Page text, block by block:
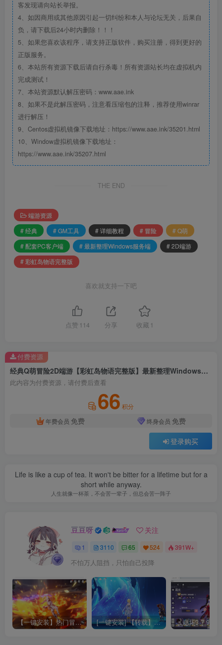
客发现请向站长举报。
4、如因商用或其他原因引起一切纠纷和本人与论坛无关，后果自
负，请下载后24小时内删除！！！
5、如果您喜欢该程序，请支持正版软件，购买注册，得到更好的
正版服务。
6、本站所有资源下载后请自行杀毒！所有资源站长均在虚拟机内
完成测试！
7、本站资源默认解压密码：www.aae.ink
8、如果不是此解压密码，注意看压缩包的注释，推荐使用winrar
进行解压！
9、Centos虚拟机镜像下载地址：https://www.aae.ink/35201.html
10、Window虚拟机镜像下载地址：
https://www.aae.ink/35207.html
THE END
端游资源
# 经典
# GM工具 # 详细教程 # 冒险
# Q萌
# 配套PC客户端
# 最新整理Windows服务端
# 2D端游
# 彩虹岛物语完整版
喜欢就支持一下吧
点赞 114 分享 收藏 1
经典Q萌冒险2D端游【彩虹岛物语完整版】最新整理Windows服务端+配套PC客户端+GM工具+详细教程
此内容为付费资源，请付费后查看
66 积分
年费会员 免费 终身会员 免费
登录购买
付费资源
Life is like a cup of tea. It won't be bitter for a lifetime but for a
short while anyway.
人生就像一杯茶，不会苦一辈子，但总会苦一阵子
豆豆呀 关注
1 3110 65 524 391W+
不怕万人阻挡，只怕自己投降
【一键安装】热门冒险策略类游戏崩坏：星穹铁道全新2.3版本一键端+一键代理+一键启动+免虚拟机 [一键安装] 【转载】原神3.4真端服务端+源码+配套客户端+详尽说明+GM工具+源码说明文件